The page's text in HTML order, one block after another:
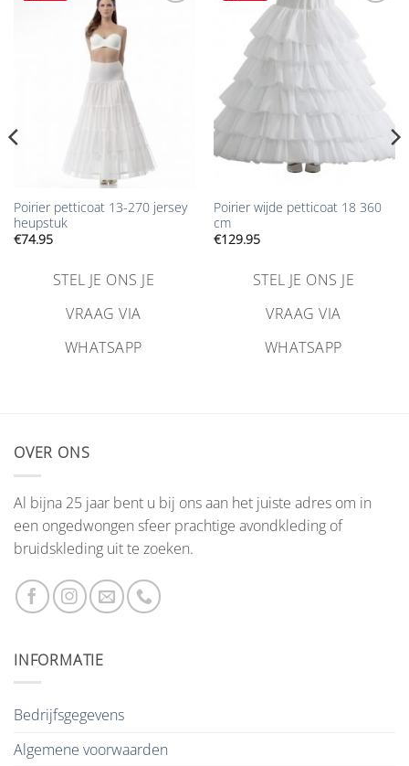
Poirier petticoat 13-270 jersey
heupstuk
€74.95
STEL JE ONS JE
VRAAG VIA
WHATSAPP
Poirier wijde petticoat 18 360
cm
€129.95
STEL JE ONS JE
VRAAG VIA
WHATSAPP
OVER ONS
Al bijna 25 jaar bent u bij ons aan het juiste adres om in
een ongedwongen sfeer prachtige avondkleding of
bruidskleding uit te zoeken.
INFORMATIE
Bedrijfsgegevens
Algemene voorwaarden